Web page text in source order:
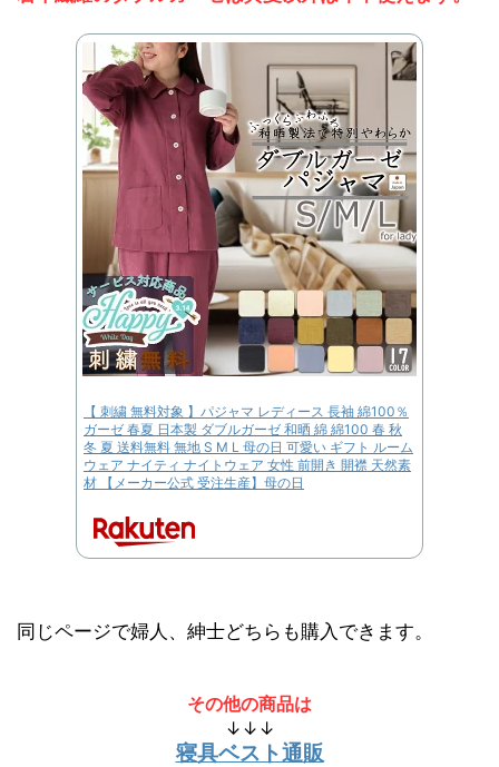
【 刺繍 無料対象 】パジャマ レディース 長袖 綿100％
ガーゼ 春夏 日本製 ダブルガーゼ 和晒 綿 綿100 春 秋
冬 夏 送料無料 無地 S M L 母の日 可愛い ギフト ルーム
ウェア ナイティ ナイトウェア 女性 前開き 開襟 天然素
材 【メーカー公式 受注生産】母の日
同じページで婦人、紳士どちらも購入できます。
その他の商品は
↓↓↓
寝具ベスト通販